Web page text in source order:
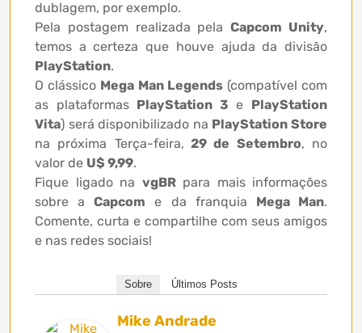
dublagem, por exemplo.
Pela postagem realizada pelaCapcom Unity,
temos a certeza que houve ajuda da divisão
PlayStation.
O clássico Mega Man Legends(compatível com
as plataformas PlayStation 3 e PlayStation
Vita) será disponibilizado na PlayStation Store
na próxima Terça-feira, 29 de Setembro, no
valor de U$ 9,99.
Fique ligado na vgBRpara mais informações
sobre aCapcom e da franquia Mega Man.
Comente, curta e compartilhe com seus amigos
e nas redes sociais!
Sobre Últimos Posts
Mike Andrade